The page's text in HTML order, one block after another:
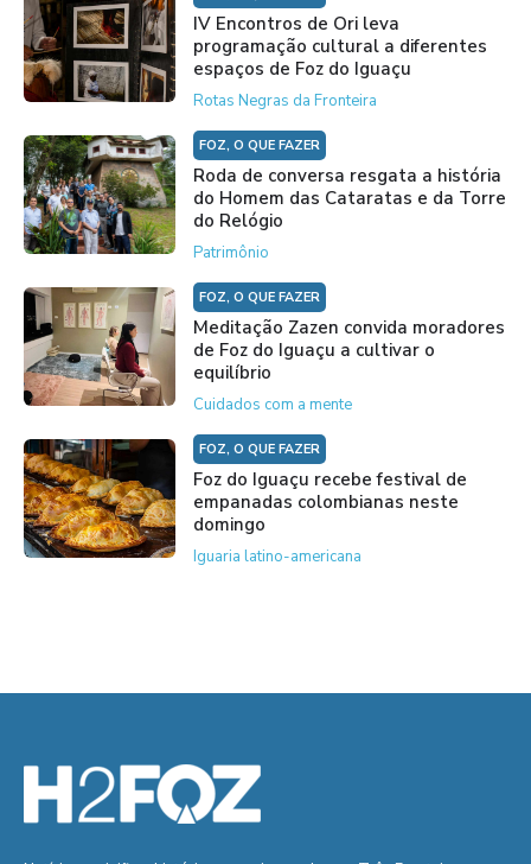
IV Encontros de Ori leva
programação cultural a diferentes
espaços de Foz do Iguaçu
Rotas Negras da Fronteira
FOZ, O QUE FAZER
Roda de conversa resgata a história
do Homem das Cataratas e da Torre
do Relógio
Patrimônio
FOZ, O QUE FAZER
Meditação Zazen convida moradores
de Foz do Iguaçu a cultivar o
equilíbrio
Cuidados com a mente
FOZ, O QUE FAZER
Foz do Iguaçu recebe festival de
empanadas colombianas neste
domingo
Iguaria latino-americana